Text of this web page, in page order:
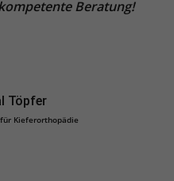
Beratung!
Töpfer
Kieferorthopädie